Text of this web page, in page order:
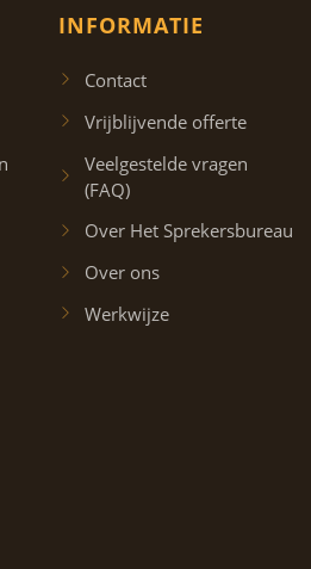
INFORMATIE
Contact
Vrijblijvende offerte
Veelgestelde vragen
(FAQ)
Over Het Sprekersbureau
Over ons
Werkwijze